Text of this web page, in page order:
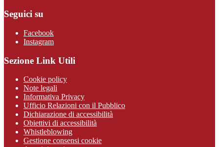
Seguici su
Facebook
Instagram
Sezione Link Utili
Cookie policy
Note legali
Informativa Privacy
Ufficio Relazioni con il Pubblico
Dichiarazione di accessibilità
Obiettivi di accessibilità
Whistleblowing
Gestione consensi cookie